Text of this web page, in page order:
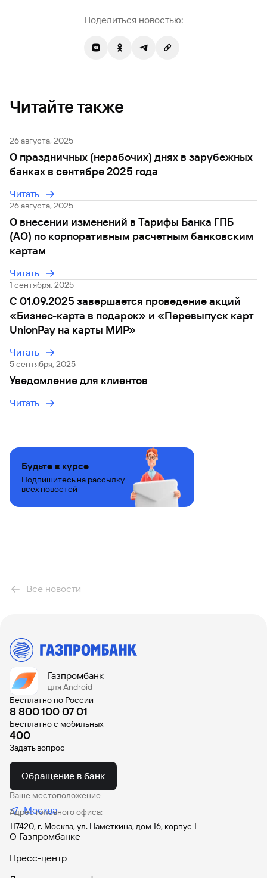
Помощь по
Оформить
страхование
онлайн
Оператор
электронных
денежных
средств
Быстрый
поиск
по
сайту
Вклады
Дистанционные
клиентом
Газпромбанка
Открытый
API
курсов
металлов
Быстрый
поиск
по
Вклады
поиск
по
сайту
Все новости
Поделиться новостью:
Читайте также
26 августа, 2025
О праздничных (нерабочих) днях в зарубежных
банках в сентябре 2025 года
Читать
26 августа, 2025
О внесении изменений в Тарифы Банка ГПБ
(АО) по корпоративным расчетным банковским
картам
Читать
1 сентября, 2025
C 01.09.2025 завершается проведение акций
«Бизнес-карта в подарок» и «Перевыпуск карт
UnionPay на карты МИР»
Читать
5 сентября, 2025
Уведомление для клиентов
Читать
Будьте в курсе
Подпишитесь на рассылку
всех новостей
Газпромбанк
для Android
Бесплатно по России
8 800 100 07 01
Бесплатно с мобильных
400
Задать вопрос
Обращение в банк
Ваше местоположение
Москва
Адрес головного офиса:
117420, г. Москва, ул. Наметкина, дом 16, корпус 1
О Газпромбанке
Пресс-центр